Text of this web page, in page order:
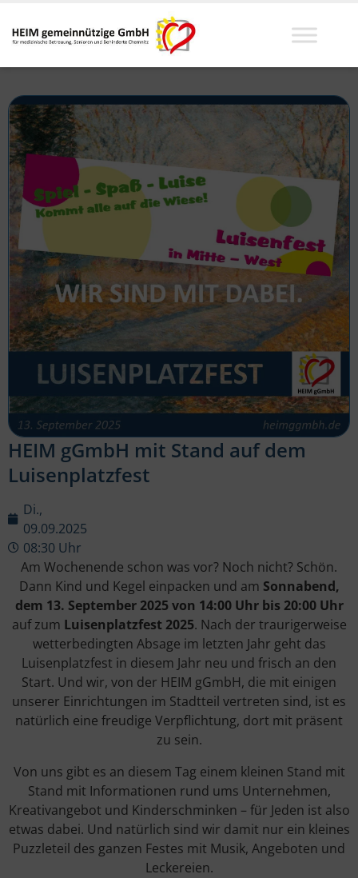
HEIM gGmbH mit Stand auf dem
Luisenplatzfest
Di.,
09.09.2025
08:30 Uhr
Am Wochenende schon was vor? Noch nicht? Schön.
Dann Kind und Kegel einpacken und am Sonnabend,
dem 13. September 2025 von 14:00 Uhr bis 20:00 Uhr
auf zum Luisenplatzfest 2025. Nach der traurigerweise
wetterbedingten Absage im letzten Jahr geht das
Luisenplatzfest in diesem Jahr neu und frisch an den
Start. Und wir, von der HEIM gGmbH, die mit einigen
unserer Einrichtungen im Stadtteil vertreten sind, ist es
natürlich eine freudige Verpflichtung, dort mit präsent
zu sein.
Von uns gibt es an diesem Tag einem kleinen Stand mit
Stand mit Informationen rund ums Unternehmen,
Kreativangebot und Kinderschminken – für Jeden ist also
etwas dabei. Und natürlich sind wir damit nur ein kleines
Puzzleteil des ganzen Festes mit Musik, Angeboten und
Leckereien.